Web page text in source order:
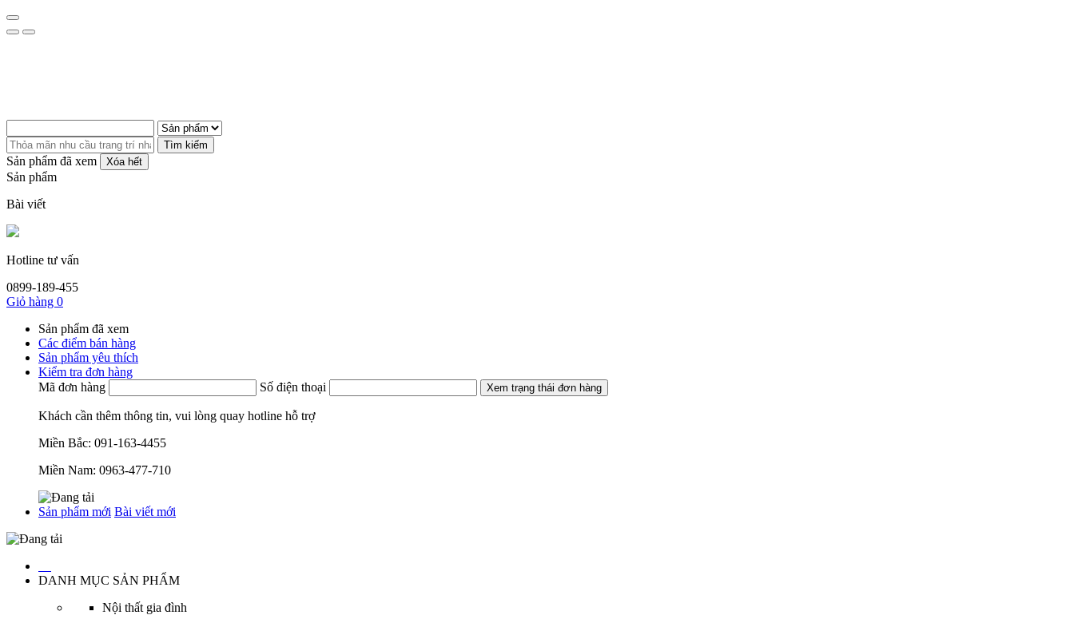
Tìm kiếm
Sản phẩm đã xem Xóa hết
Sản phẩm
Bài viết
Hotline tư vấn
0899-189-455
Giỏ hàng 0
Sản phẩm đã xem
Các điểm bán hàng
Sản phẩm yêu thích
Kiểm tra đơn hàng
Mã đơn hàng
Số điện thoại Xem trạng thái đơn hàng
Khách cần thêm thông tin, vui lòng quay hotline hỗ trợ
Miền Bắc: 091-163-4455
Miền Nam: 0963-477-710
Sản phẩm mới Bài viết mới
DANH MỤC SẢN PHẨM
Nội thất gia đình